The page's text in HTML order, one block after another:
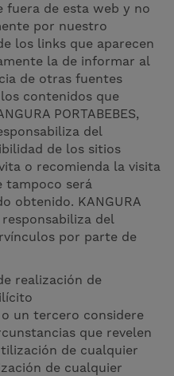
fuera de esta web y no
por nuestro
los links que aparecen
la de informar al
de otras fuentes
contenidos que
PORTABEBES,
del
de los sitios
o recomienda la visita
tampoco será
obtenido. KANGURA
responsabiliza del
por parte de
realización de
un tercero considere
que revelen
de cualquier
de cualquier